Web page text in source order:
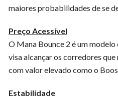
maiores probabilidades de se
Preço Acessível
O Mana Bounce 2 é um
visa alcançar os corredores
com valor elevado como o
Estabilidade